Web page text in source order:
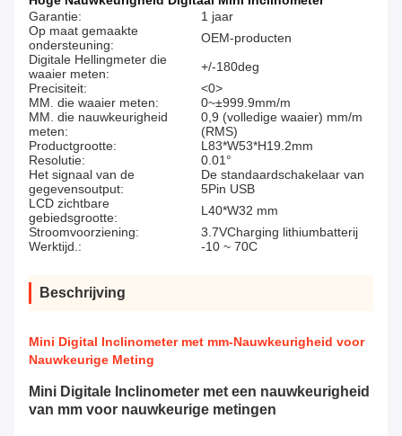
Garantie:
1 jaar
Op maat gemaakte
ondersteuning:
OEM-producten
Digitale Hellingmeter die
waaier meten:
+/-180deg
Precisiteit:
<0>
MM. die waaier meten:
0~±999.9mm/m
MM. die nauwkeurigheid
meten:
0,9 (volledige waaier) mm/m
(RMS)
Productgrootte:
L83*W53*H19.2mm
Resolutie:
0.01°
Het signaal van de
gegevensoutput:
De standaardschakelaar van
5Pin USB
LCD zichtbare
gebiedsgrootte:
L40*W32 mm
Stroomvoorziening:
3.7VCharging lithiumbatterij
Werktijd.:
-10 ~ 70C
Beschrijving
Mini Digital Inclinometer met mm-Nauwkeurigheid voor
Nauwkeurige Meting
Mini Digitale Inclinometer met een nauwkeurigheid
van mm voor nauwkeurige metingen